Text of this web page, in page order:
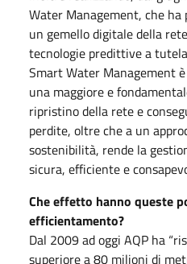
Water Management, che ha
un gemello digitale della
tecnologie predittive a
Smart Water Management
una maggiore e
ripristino della rete e
perdite, oltre che a un
sostenibilità, rende la
sicura, efficiente e
Che effetto hanno queste
efficientamento?
Dal 2009 ad oggi AQP ha
superiore a 80 milioni di